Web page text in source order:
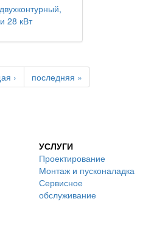
28 кВт
› последняя »
УСЛУГИ
Проектирование
Монтаж и пусконаладка
Сервисное
обслуживание